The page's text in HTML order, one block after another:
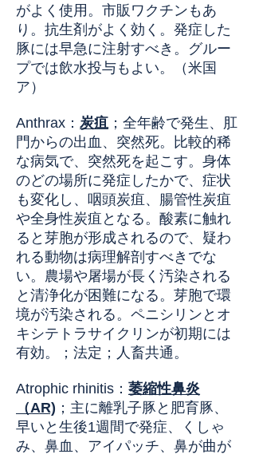
がよく使用。市販ワクチンもあ
り。抗生剤がよく効く。発症した
豚には早急に注射すべき。グルー
プでは飲水投与もよい。（米国
ア）
Anthrax ： 炭疽 ；全年齢で発生、肛
門からの出血、突然死。比較的稀
な病気で、突然死を起こす。身体
のどの場所に発症したかで、症状
も変化し、咽頭炭疽、腸管性炭疽
や全身性炭疽となる。酸素に触れ
ると芽胞が形成されるので、疑わ
れる動物は病理解剖すべきでな
い。農場や屠場が長く汚染される
と清浄化が困難になる。芽胞で環
境が汚染される。ペニシリンとオ
キシテトラサイクリンが初期には
有効。；法定；人畜共通。
Atrophic rhinitis ： 萎縮性鼻炎
（AR) ；主に離乳子豚と肥育豚、
早いと生後1週間で発症、くしゃ
み、鼻血、アイパッチ、鼻が曲が